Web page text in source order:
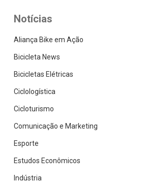
Notícias
Aliança Bike em Ação
Bicicleta News
Bicicletas Elétricas
Ciclologística
Cicloturismo
Comunicação e Marketing
Esporte
Estudos Econômicos
Indústria